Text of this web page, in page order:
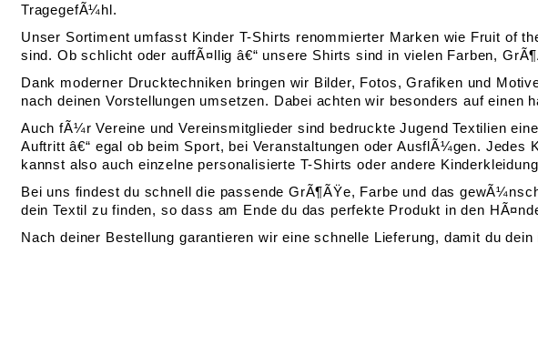
TragegefÃ¼hl.
Unser Sortiment umfasst Kinder T-Shirts renommierter Marken wie Fruit of
sind. Ob schlicht oder auffÃ¤llig â€“ unsere Shirts sind in vielen Farben,
Dank moderner Drucktechniken bringen wir Bilder, Fotos, Grafiken und
nach deinen Vorstellungen umsetzen. Dabei achten wir besonders auf
Auch fÃ¼r Vereine und Vereinsmitglieder sind bedruckte Jugend Textilien
Auftritt â€“ egal ob beim Sport, bei Veranstaltungen oder AusflÃ¼gen.
kannst also auch einzelne personalisierte T-Shirts oder andere
Bei uns findest du schnell die passende GrÃ¶ÃŸe, Farbe und das
dein Textil zu finden, so dass am Ende du das perfekte Produkt in den
Nach deiner Bestellung garantieren wir eine schnelle Lieferung, damit du